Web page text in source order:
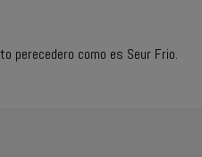
perecedero como es Seur Frio.